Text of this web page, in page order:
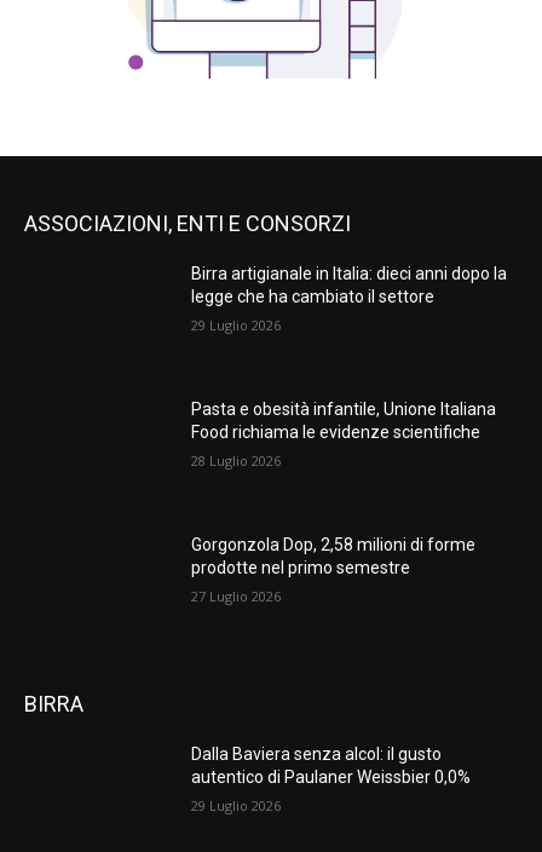
ASSOCIAZIONI, ENTI E CONSORZI
Birra artigianale in Italia: dieci anni dopo la
legge che ha cambiato il settore
29 Luglio 2026
Pasta e obesità infantile, Unione Italiana
Food richiama le evidenze scientifiche
28 Luglio 2026
Gorgonzola Dop, 2,58 milioni di forme
prodotte nel primo semestre
27 Luglio 2026
BIRRA
Dalla Baviera senza alcol: il gusto
autentico di Paulaner Weissbier 0,0%
29 Luglio 2026